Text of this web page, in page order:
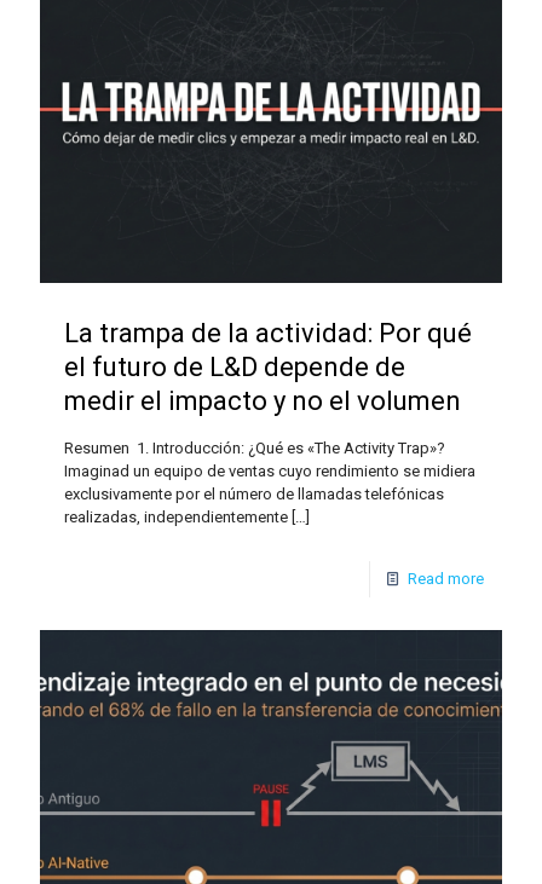
La trampa de la actividad: Por qué
el futuro de L&D depende de
medir el impacto y no el volumen
Resumen 1. Introducción: ¿Qué es «The Activity Trap»?
Imaginad un equipo de ventas cuyo rendimiento se midiera
exclusivamente por el número de llamadas telefónicas
realizadas, independientemente
Read more